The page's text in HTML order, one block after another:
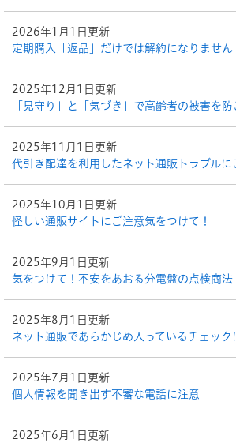
2026年1月1日更新
定期購入「返品」だけでは解約になりません
2025年12月1日更新
「見守り」と「気づき」で高齢者の被害を防
2025年11月1日更新
代引き配達を利用したネット通販トラブルに
2025年10月1日更新
怪しい通販サイトにご注意気をつけて！
2025年9月1日更新
気をつけて！不安をあおる分電盤の点検商法
2025年8月1日更新
ネット通販であらかじめ入っているチェック
2025年7月1日更新
個人情報を聞き出す不審な電話に注意
2025年6月1日更新